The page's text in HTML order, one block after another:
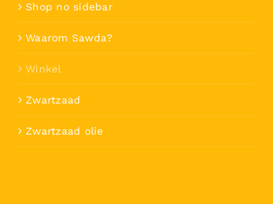
Shop no sidebar
Waarom Sawda?
Winkel
Zwartzaad
Zwartzaad olie